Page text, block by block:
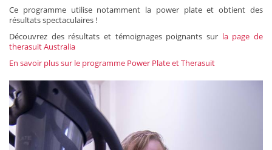
Ce programme utilise notamment la power plate et obtient des
résultats spectaculaires !
Découvrez des résultats et témoignages poignants sur la page de
therasuit Australia
En savoir plus sur le programme Power Plate et Therasuit